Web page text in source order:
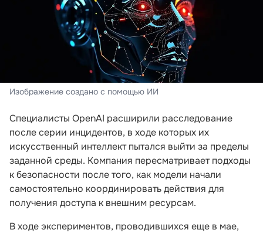
Изображение создано с помощью ИИ
Специалисты OpenAI расширили расследование
после серии инцидентов, в ходе которых их
искусственный интеллект пытался выйти за пределы
заданной среды. Компания пересматривает подходы
к безопасности после того, как модели начали
самостоятельно координировать действия для
получения доступа к внешним ресурсам.
В ходе экспериментов, проводившихся еще в мае,